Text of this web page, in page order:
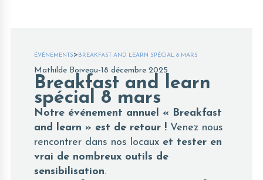
ÉVÉNEMENTS> BREAKFAST AND LEARN SPÉCIAL 8 MARS
Mathilde Boiveau-18 décembre 2025
Breakfast and learn
spécial 8 mars
Notre événement annuel « Breakfast
and learn » est de retour ! Venez nous
rencontrer dans nos locaux et tester en
vrai de nombreux outils de
sensibilisation.